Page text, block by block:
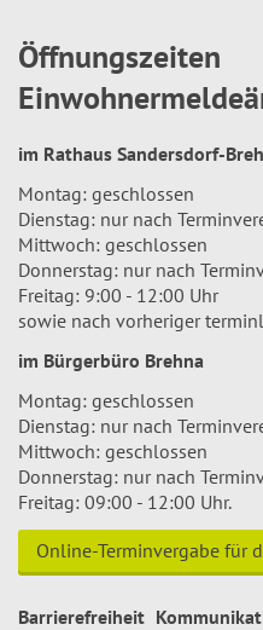
Öffnungszeiten
im Rathaus Sandersdorf-
Montag: geschlossen
Dienstag: nur nach
Mittwoch: geschlossen
Donnerstag: nur nach
Freitag: 9:00 - 12:00 Uhr
sowie nach vorheriger
im Bürgerbüro Brehna
Montag: geschlossen
Dienstag: nur nach
Mittwoch: geschlossen
Donnerstag: nur nach
Freitag: 09:00 - 12:00 Uhr.
Online-Terminvergabe für
Barrierefreiheit